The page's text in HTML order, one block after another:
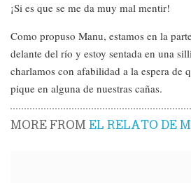
¡Si es que se me da muy mal mentir!
Como propuso Manu, estamos en la
delante del río y estoy sentada en una
charlamos con afabilidad a la espera de
pique en alguna de nuestras cañas.
MORE FROMEL RELATO DE